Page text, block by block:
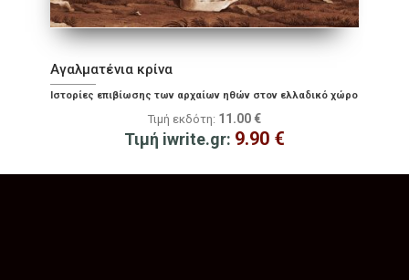
Αγαλματένια κρίνα
Ιστορίες επιβίωσης των αρχαίων ηθών στον ελλαδικό χώρο
Τιμή εκδότη: 11.00 €
Τιμή iwrite.gr: 9.90 €